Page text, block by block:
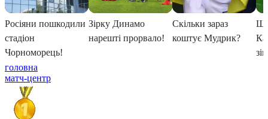
головна
матч-центр